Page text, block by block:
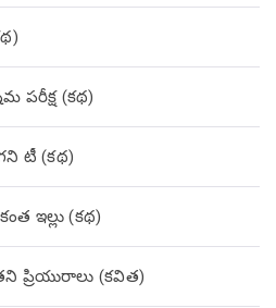
పరీక్ష (క‌థ‌)
టీ (కథ)
ఇల్లు (కథ)
ప్రియురాలు (కవిత)